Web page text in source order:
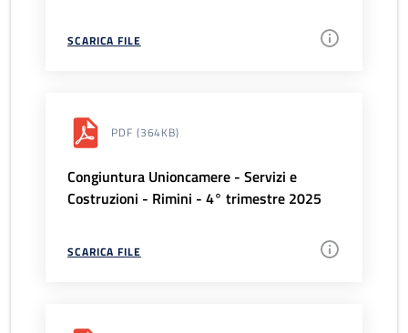
SCARICA FILE
PDF (364KB)
Congiuntura Unioncamere - Servizi e
Costruzioni - Rimini - 4° trimestre 2025
SCARICA FILE